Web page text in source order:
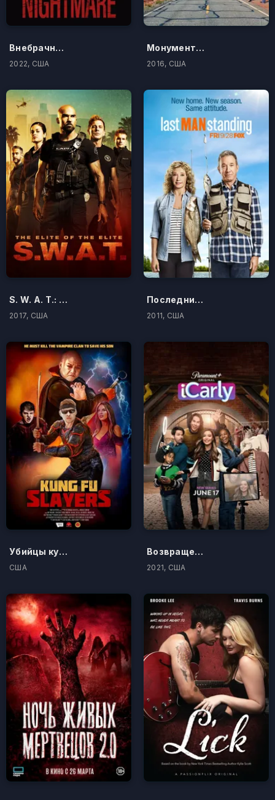
Внебрачный кошмар
2022, США
Монументальный
2016, США
S. W. A. T.: Спецназ города ангелов
2017, США
Последний настоящий мужчина
2011, США
Убийцы кунг-фу
США
Возвращение АйКарли
2021, США